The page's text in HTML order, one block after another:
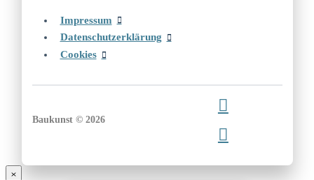
Impressum
Datenschutzerklärung
Cookies
Baukunst © 2026